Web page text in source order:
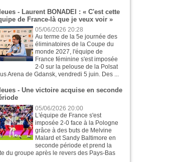
- Laurent BONADEI : « C'est cette
de France-là que je veux voir »
05/06/2026 20:28
Au terme de la 5e journée des
éliminatoires de la Coupe du
monde 2027, l'équipe de
France féminine s'est imposée
2-0 sur la pelouse de la Polsat
Arena de Gdansk, vendredi 5 juin. Des ...
- Une victoire acquise en seconde
05/06/2026 20:00
L'équipe de France s'est
imposée 2-0 face à la Pologne
grâce à des buts de Melvine
Malard et Sandy Baltimore en
seconde période et prend la
du groupe après le revers des Pays-Bas